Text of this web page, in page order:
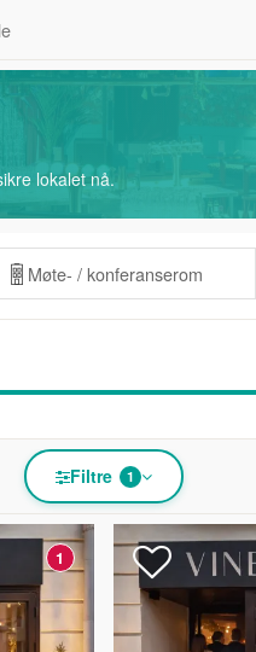
lokalet nå.
Møte- / konferanserom
Filtre 1
1